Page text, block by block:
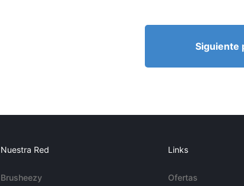
Siguiente
Nuestra Red
Brusheezy
Links
Ofertas